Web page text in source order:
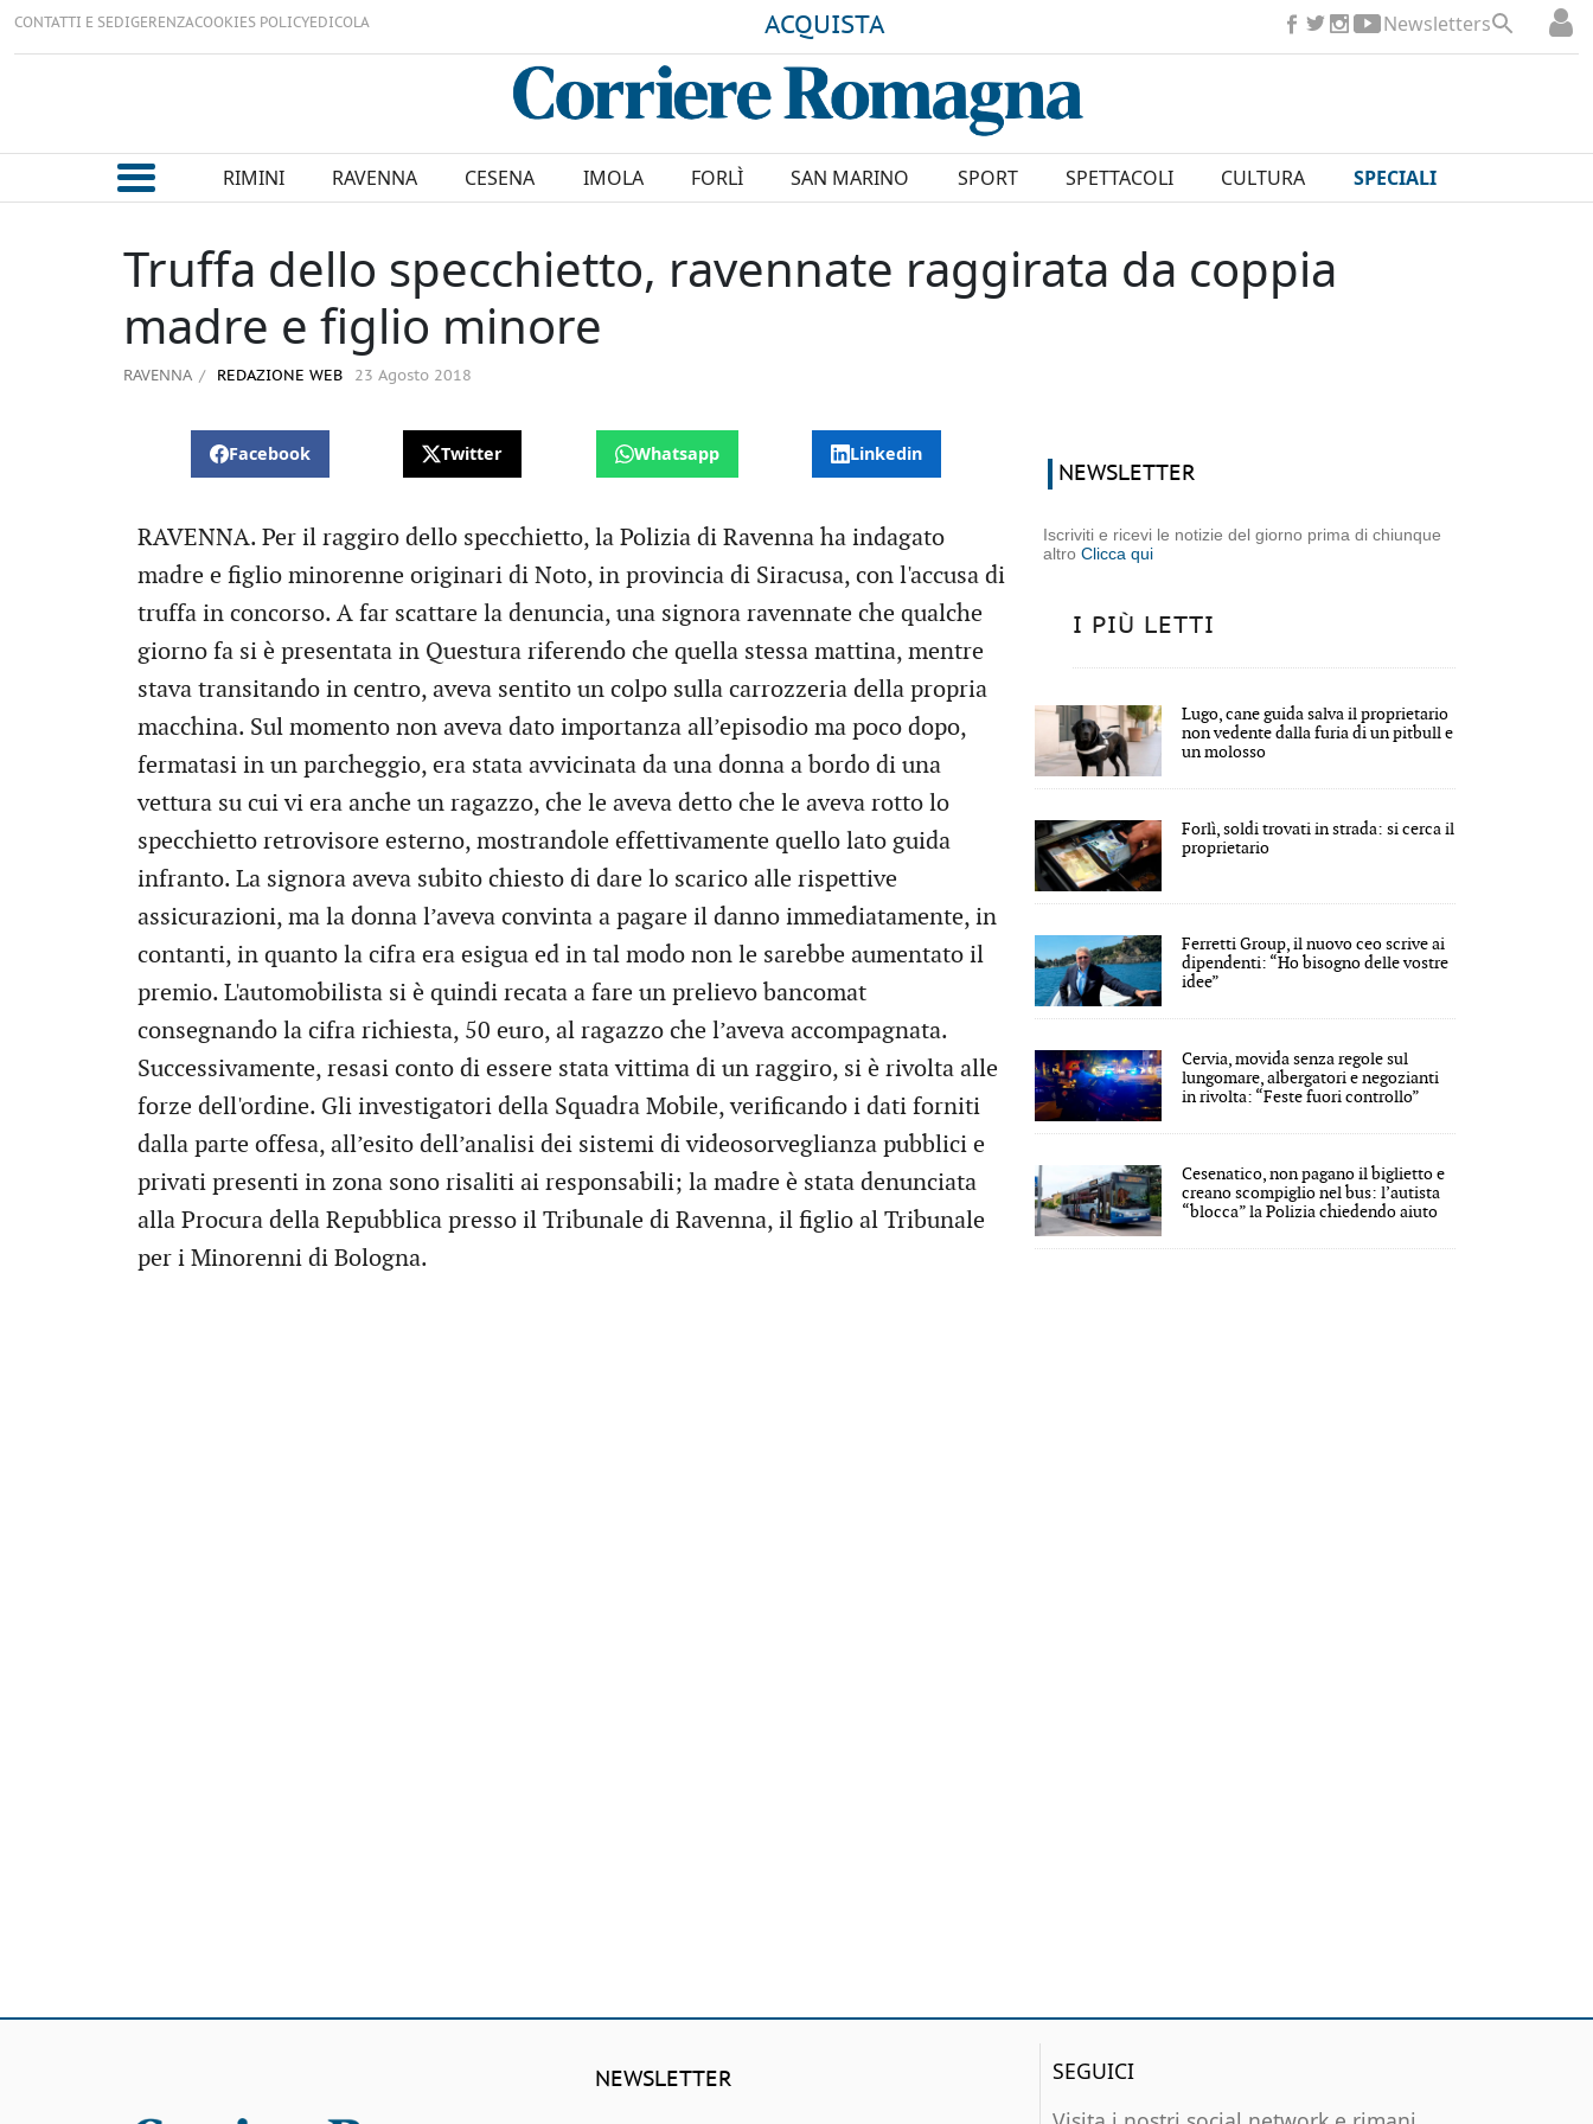
CONTATTI E SEDIGERENZACOOKIES POLICYEDICOLA ACQUISTA Newsletters
RIMINI RAVENNA CESENA IMOLA FORLÌ SAN MARINO SPORT SPETTACOLI CULTURA SPECIALI
Truffa dello specchietto, ravennate raggirata da coppia
madre e figlio minore
RAVENNA REDAZIONE WEB 23 Agosto 2018
Facebook Twitter Whatsapp Linkedin
RAVENNA. Per il raggiro dello specchietto, la Polizia di Ravenna ha indagato
madre e figlio minorenne originari di Noto, in provincia di Siracusa, con l'accusa di
truffa in concorso. A far scattare la denuncia, una signora ravennate che qualche
giorno fa si è presentata in Questura riferendo che quella stessa mattina, mentre
stava transitando in centro, aveva sentito un colpo sulla carrozzeria della propria
macchina. Sul momento non aveva dato importanza all’episodio ma poco dopo,
fermatasi in un parcheggio, era stata avvicinata da una donna a bordo di una
vettura su cui vi era anche un ragazzo, che le aveva detto che le aveva rotto lo
specchietto retrovisore esterno, mostrandole effettivamente quello lato guida
infranto. La signora aveva subito chiesto di dare lo scarico alle rispettive
assicurazioni, ma la donna l’aveva convinta a pagare il danno immediatamente, in
contanti, in quanto la cifra era esigua ed in tal modo non le sarebbe aumentato il
premio. L'automobilista si è quindi recata a fare un prelievo bancomat
consegnando la cifra richiesta, 50 euro, al ragazzo che l’aveva accompagnata.
Successivamente, resasi conto di essere stata vittima di un raggiro, si è rivolta alle
forze dell'ordine. Gli investigatori della Squadra Mobile, verificando i dati forniti
dalla parte offesa, all’esito dell’analisi dei sistemi di videosorveglianza pubblici e
privati presenti in zona sono risaliti ai responsabili; la madre è stata denunciata
alla Procura della Repubblica presso il Tribunale di Ravenna, il figlio al Tribunale
per i Minorenni di Bologna.
NEWSLETTER
Iscriviti e ricevi le notizie del giorno prima di chiunque
altroClicca qui
I PIÙ LETTI
Lugo, cane guida salva il proprietario
non vedente dalla furia di un pitbull e
un molosso
Forlì, soldi trovati in strada: si cerca il
proprietario
Ferretti Group, il nuovo ceo scrive ai
dipendenti: “Ho bisogno delle vostre
idee”
Cervia, movida senza regole sul
lungomare, albergatori e negozianti
in rivolta: “Feste fuori controllo”
Cesenatico, non pagano il biglietto e
creano scompiglio nel bus: l’autista
“blocca” la Polizia chiedendo aiuto
NEWSLETTER
SEGUICI